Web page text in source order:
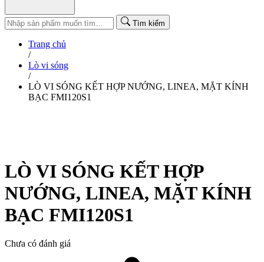
Tìm kiếm
Trang chủ
/
Lò vi sóng
/
LÒ VI SÓNG KẾT HỢP NƯỚNG, LINEA, MẶT KÍNH
BẠC FMI120S1
LÒ VI SÓNG KẾT HỢP
NƯỚNG, LINEA, MẶT KÍNH
BẠC FMI120S1
Chưa có đánh giá